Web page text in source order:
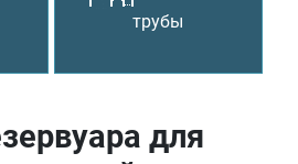
трубы
для